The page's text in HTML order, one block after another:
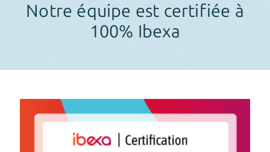
Notre équipe est certifiée à
100% Ibexa